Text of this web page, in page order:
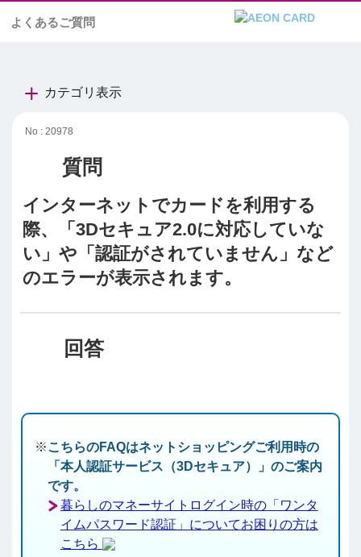
よくあるご質問
カテゴリ表示
No : 20978
インターネットでカードを利用する
際、「3Dセキュア2.0に対応していな
い」や「認証がされていません」など
のエラーが表示されます。
こちらのFAQはネットショッピングご利用時の
「本人認証サービス（3Dセキュア）」のご案内
です。
暮らしのマネーサイトログイン時の「ワンタ
イムパスワード認証」についてお困りの方は
こちら